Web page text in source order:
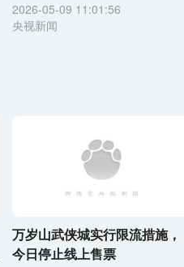
2026-05-09 11:01:56
央视新闻
万岁山武侠城实行限流措施，
今日停止线上售票